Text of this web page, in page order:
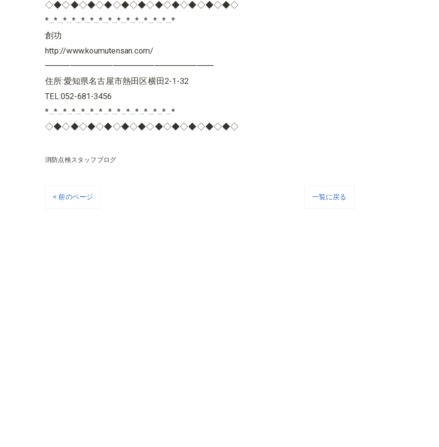
◇◆◇◆◇◆◇◆◇◆◇◆◇◆◇◆◇◆◇◆◇◆◇
*…*…*…*…*…*…*…*…*…*…*…*…*…*…*
創功
http://www.koumutensan.com/
━━━━━━━━━━━━━━━━━━━━
住所:愛知県名古屋市熱田区横田2-1-32
TEL:052-681-3456
*…*…*…*…*…*…*…*…*…*…*…*…*…*…*
◇◆◇◆◇◆◇◆◇◆◇◆◇◆◇◆◇◆◇◆◇◆◇
消防点検スタッフブログ
< 前のページ 一覧に戻る